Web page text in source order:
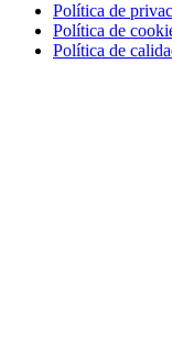
Política de
Política de
Política de